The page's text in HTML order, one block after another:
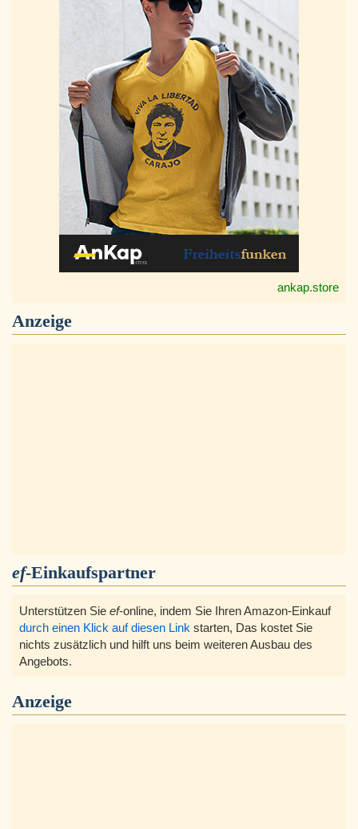
ankap.store
Anzeige
ef-Einkaufspartner
Unterstützen Sie ef-online, indem Sie Ihren Amazon-Einkauf
durch einen Klick auf diesen Link starten, Das kostet Sie
nichts zusätzlich und hilft uns beim weiteren Ausbau des
Angebots.
Anzeige